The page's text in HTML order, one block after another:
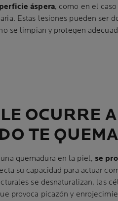
áspera, como en el
Estas lesiones pueden ser
se limpian y protegen
OCURRE
TE
quemadura en la piel, se
su capacidad para actuar
se desnaturalizan, las
provoca picazón y